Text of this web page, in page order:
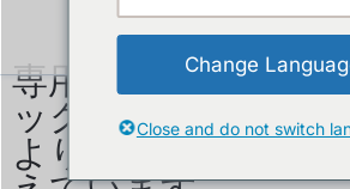
専用のモジュラー
ックを所有する方
より良いと気づい
Change
Close and do not switch